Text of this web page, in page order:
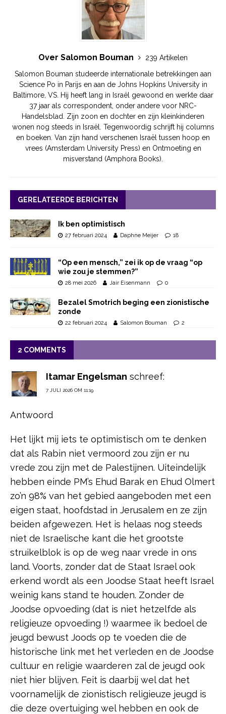
Over Salomon Bouman
239 Artikelen
Salomon Bouman studeerde internationale betrekkingen aan
Science Po in Parijs en aan de Johns Hopkins University in
Baltimore, VS. Hij heeft lang in Israël gewoond en werkte daar
37 jaar als correspondent, onder andere voor NRC-
Handelsblad. Zijn zoon en dochter en zijn kleinkinderen
wonen nog steeds in Israël. Tegenwoordig schrijft hij columns
en boeken. Van zijn hand verschenen Israël tussen hoop en
vrees (Amsterdam University Press) en Ontmoeting en
misverstand (Amphora Books).
GERELATEERDE BERICHTEN
Ik ben optimistisch
27 februari 2024 Daphne Meijer 18
“Op een mensch,” zei ik op de vraag “op
wie zou je stemmen?”
28 mei 2026 Jair Eisenmann 0
Bezalel Smotrich beging een zionistische
zonde
22 februari 2024 Salomon Bouman 2
2 COMMENTS
Itamar Engelsman schreef:
7 JULI 2026 OM 11:19
Antwoord
Het lijkt mij iets te optimistisch om te denken
dat als Rabin niet vermoord zou zijn er nu
vrede zou zijn met de Palestijnen. Uiteindelijk
hebben einde PM’s Ehud Barak en Ehud Olmert
zo’n 98% van het gebied aangeboden met een
eigen staat, hoofdstad in Jerusalem en ze zijn
beiden afgewezen. Het is helaas nog steeds
niet de Israelische kant die het grootste
struikelblok is op de weg naar vrede in ons
land. Voorts, zonder dat de Staat Israel ook
erkend wordt als een Joodse Staat heeft Israel
weinig kans stand te houden. Zonder de
Joodse opvoeding (dat is niet hetzelfde als
religieuze opvoeding !) waarmee ik bedoel de
jeugd bewust Joods op te voeden die de
historische link met het verleden en de Joodse
cultuur en religie waarderen zal de jeugd ook
niet hier blijven. Feit is daarbij wel dat het
voornamelijk de zionistisch religieuze jeugd is
die deze overtuiging wel hebben en ook de